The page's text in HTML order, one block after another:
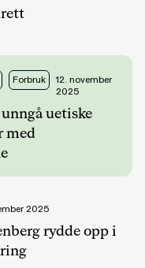
Forbruk
12. november
2025
uetiske
med
2025
rydde opp i